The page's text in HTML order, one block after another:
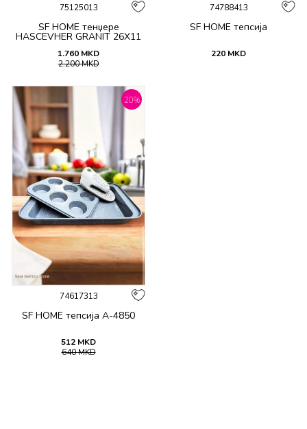
75125013
SF HOME тенџере
HASCEVHER GRANIT 26X11
1.760 MKD
2.200MKD
74788413
SF HOME тепсија
220 MKD
20%
74617313
SF HOME тепсија A-4850
512 MKD
640MKD